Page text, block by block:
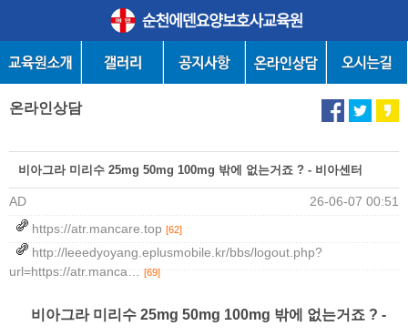
온라인상담
비아그라 미리수 25mg 50mg 100mg 밖에 없는거죠 ? - 비아센터
AD
26-06-07 00:51
https://atr.mancare.top [62]
http://leeedyoyang.eplusmobile.kr/bbs/logout.php?
url=https://atr.manca… [69]
비아그라 미리수 25mg 50mg 100mg 밖에 없는거죠 ? -